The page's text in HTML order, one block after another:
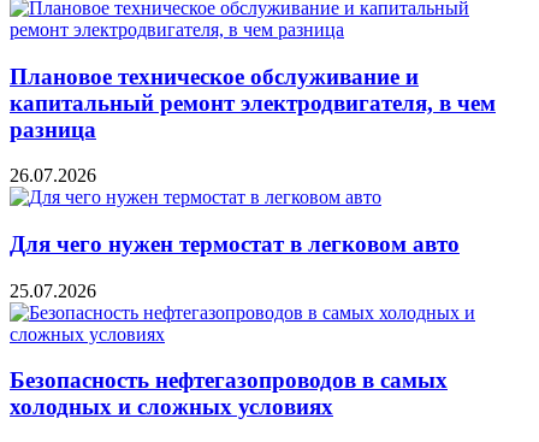
Плановое техническое обслуживание и
капитальный ремонт электродвигателя, в чем
разница
26.07.2026
Для чего нужен термостат в легковом авто
25.07.2026
Безопасность нефтегазопроводов в самых
холодных и сложных условиях